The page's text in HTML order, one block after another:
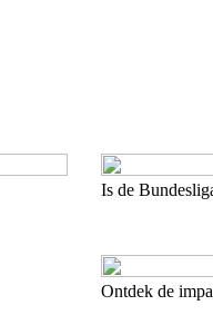
Is de
Ontdek de